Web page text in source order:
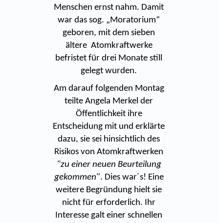
Menschen ernst nahm. Damit
war das sog. „Moratorium“
geboren, mit dem sieben
ältere Atomkraftwerke
befristet für drei Monate still
gelegt wurden.
Am darauf folgenden Montag
teilte Angela Merkel der
Öffentlichkeit ihre
Entscheidung mit und erklärte
dazu, sie sei hinsichtlich des
Risikos von Atomkraftwerken
"zu einer neuen Beurteilung
gekommen". Dies war´s! Eine
weitere Begründung hielt sie
nicht für erforderlich. Ihr
Interesse galt einer schnellen